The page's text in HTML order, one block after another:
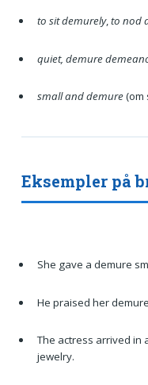
to sit demurely,to nod
quiet, demure
small and demure(om
Eksempler på
She gave a demure
He praised her
The actress arrived in
jewelry.